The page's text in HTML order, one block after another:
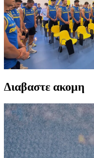
Διαβαστε ακομη